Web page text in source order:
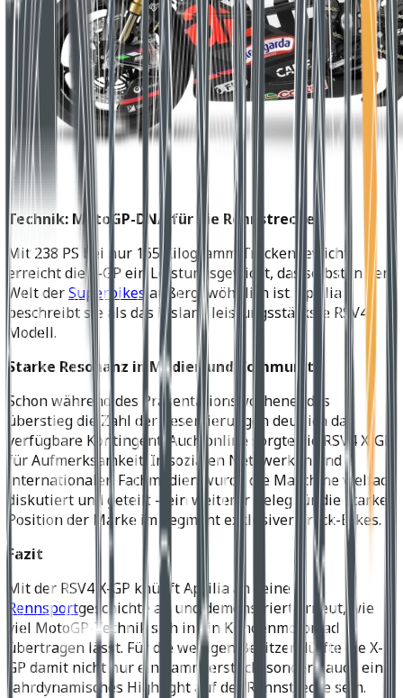
Technik: MotoGP-DNA für die Rennstrecke
Mit 238 PS bei nur 165 Kilogramm Trockengewicht
erreicht die X-GP ein Leistungsgewicht, das selbst in der
Welt derSuperbikesaußergewöhnlich ist. Aprilia
beschreibt sie als das bislang leistungsstärkste RSV4-
Modell.
Starke Resonanz in Medien und Community
Schon während des Präsentationswochenendes
überstieg die Zahl der Reservierungen deutlich das
verfügbare Kontingent. Auch online sorgte die RSV4 X-GP
für Aufmerksamkeit: In sozialen Netzwerken und
internationalen Fachmedien wurde die Maschine vielfach
diskutiert und geteilt – ein weiterer Beleg für die starke
Position der Marke im Segment exklusiver Track-Bikes.
Fazit
Mit der RSV4 X-GP knüpft Aprilia an seine
Rennsportgeschichte an und demonstriert erneut, wie
viel MotoGP-Technik sich in ein Kundenmotorrad
übertragen lässt. Für die wenigen Besitzer dürfte die X-
GP damit nicht nur ein Sammlerstück, sondern auch ein
fahrdynamisches Highlight auf der Rennstrecke sein.